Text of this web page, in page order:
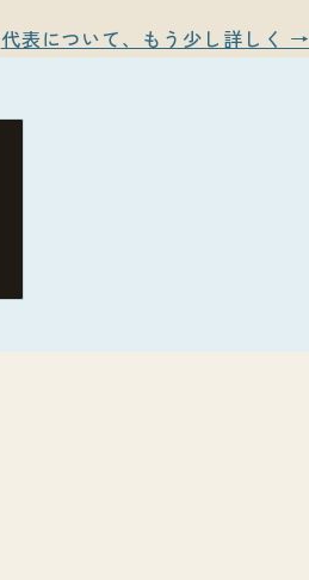
代表について、もう少し詳しく →